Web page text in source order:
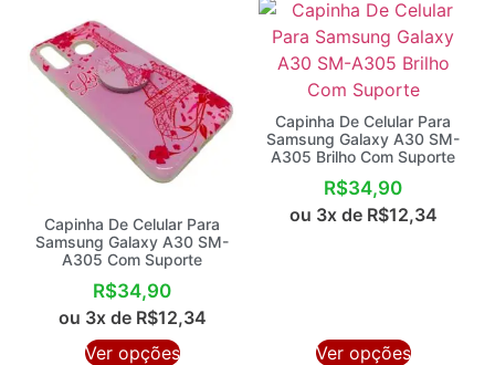
Capinha De Celular Para
Samsung Galaxy A30 SM-
A305 Com Suporte
R$34,90
ou 3x de R$12,34
Ver opções
Capinha De Celular Para
Samsung Galaxy A30 SM-
A305 Brilho Com Suporte
R$34,90
ou 3x de R$12,34
Ver opções